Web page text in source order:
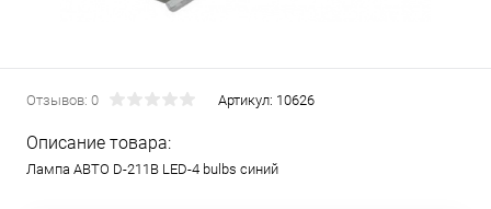
Отзывов: 0 Артикул: 10626
Описание товара:
Лампа АВТО D-211B LED-4 bulbs синий